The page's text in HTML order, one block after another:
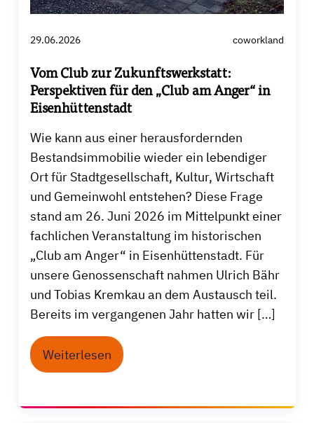
29.06.2026 coworkland
Vom Club zur Zukunftswerkstatt:
Perspektiven für den „Club am Anger“ in
Eisenhüttenstadt
Wie kann aus einer herausfordernden
Bestandsimmobilie wieder ein lebendiger
Ort für Stadtgesellschaft, Kultur, Wirtschaft
und Gemeinwohl entstehen? Diese Frage
stand am 26. Juni 2026 im Mittelpunkt einer
fachlichen Veranstaltung im historischen
„Club am Anger“ in Eisenhüttenstadt. Für
unsere Genossenschaft nahmen Ulrich Bähr
und Tobias Kremkau an dem Austausch teil.
Bereits im vergangenen Jahr hatten wir […]
Weiterlesen